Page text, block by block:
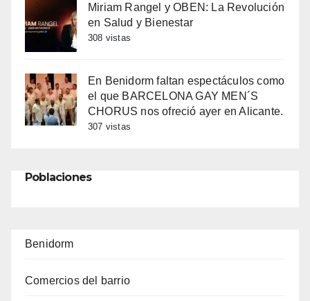
Miriam Rangel y OBEN: La Revolución
en Salud y Bienestar
308 vistas
En Benidorm faltan espectáculos como
el que BARCELONA GAY MEN´S
CHORUS nos ofreció ayer en Alicante.
307 vistas
Poblaciones
Benidorm
Comercios del barrio